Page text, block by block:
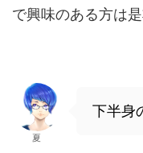
で興味のある方は
夏
下半身